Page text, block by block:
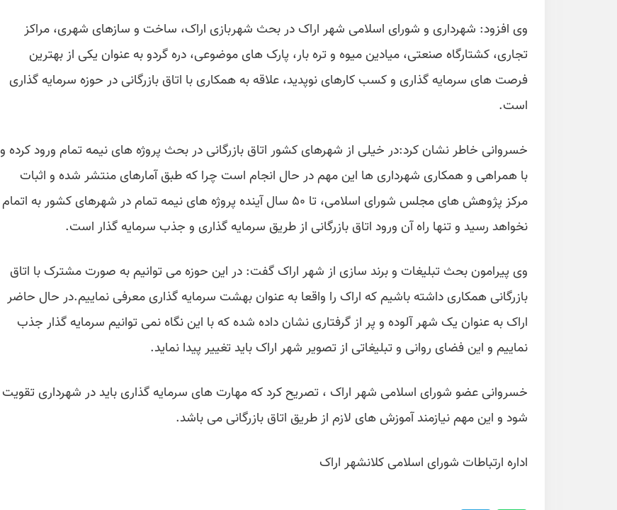
وی افزود: شهرداری و شورای اسلامی شهر اراک در بحث شهربازی اراک، ساخت و سازهای شهری، مراکز
تجاری، کشتارگاه صنعتی، میادین میوه و تره بار، پارک های موضوعی، دره گردو به عنوان یکی از بهترین
فرصت های سرمایه گذاری و کسب کارهای نوپدید، علاقه به همکاری با اتاق بازرگانی در حوزه سرمایه گذاری
است.
خسروانی خاطر نشان کرد:در خیلی از شهرهای کشور اتاق بازرگانی در بحث پروژه های نیمه تمام ورود کرده و
با همراهی و همکاری شهرداری ها این مهم در حال انجام است چرا که طبق آمارهای منتشر شده و اثبات
مرکز پژوهش های مجلس شورای اسلامی، تا ۵۰ سال آینده پروژه های نیمه تمام در شهرهای کشور به اتمام
نخواهد رسید و تنها راه آن ورود اتاق بازرگانی از طریق سرمایه گذاری و جذب سرمایه گذار است.
وی پیرامون بحث تبلیغات و برند سازی از شهر اراک گفت: در این حوزه می توانیم به صورت مشترک با اتاق
بازرگانی همکاری داشته باشیم که اراک را واقعا به عنوان بهشت سرمایه گذاری معرفی نماییم.در حال حاضر
اراک به عنوان یک شهر آلوده و پر از گرفتاری نشان داده شده که با این نگاه نمی توانیم سرمایه گذار جذب
نماییم و این فضای روانی و تبلیغاتی از تصویر شهر اراک باید تغییر پیدا نماید.
خسروانی عضو شورای اسلامی شهر اراک ، تصریح کرد که مهارت های سرمایه گذاری باید در شهرداری تقویت
شود و این مهم نیازمند آموزش های لازم از طریق اتاق بازرگانی می باشد.
اداره ارتباطات شورای اسلامی کلانشهر اراک